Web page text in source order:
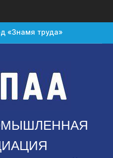
«Знамя труда»
признать
Петербурге
с октября
спад в